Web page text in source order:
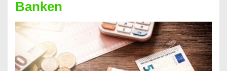
Hier
einen
10000
Euro
Kredit
Banken